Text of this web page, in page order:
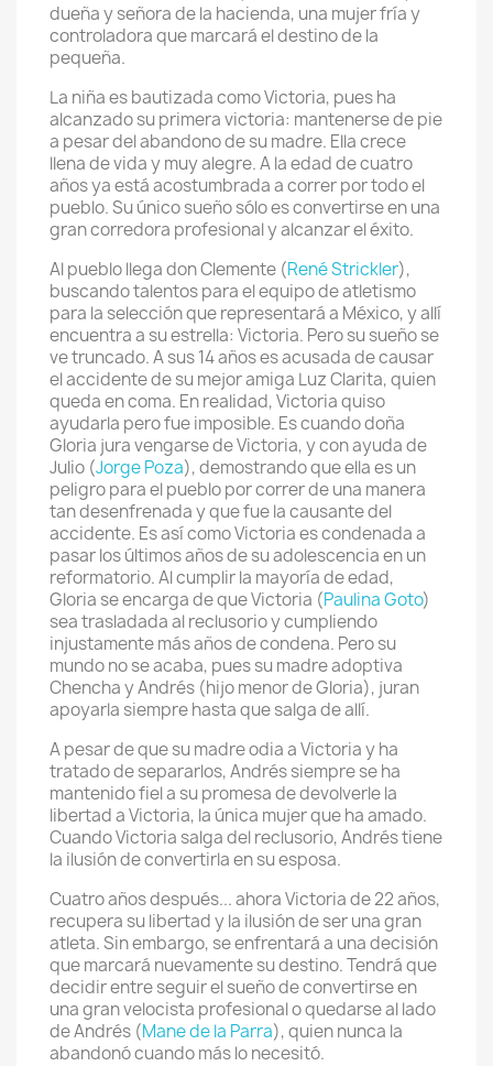
dueña y señora de la hacienda, una mujer fría y
controladora que marcará el destino de la
pequeña.
La niña es bautizada como Victoria, pues ha
alcanzado su primera victoria: mantenerse de pie
a pesar del abandono de su madre. Ella crece
llena de vida y muy alegre. A la edad de cuatro
años ya está acostumbrada a correr por todo el
pueblo. Su único sueño sólo es convertirse en una
gran corredora profesional y alcanzar el éxito.
Al pueblo llega don Clemente (René Strickler),
buscando talentos para el equipo de atletismo
para la selección que representará a México, y allí
encuentra a su estrella: Victoria. Pero su sueño se
ve truncado. A sus 14 años es acusada de causar
el accidente de su mejor amiga Luz Clarita, quien
queda en coma. En realidad, Victoria quiso
ayudarla pero fue imposible. Es cuando doña
Gloria jura vengarse de Victoria, y con ayuda de
Julio (Jorge Poza), demostrando que ella es un
peligro para el pueblo por correr de una manera
tan desenfrenada y que fue la causante del
accidente. Es así como Victoria es condenada a
pasar los últimos años de su adolescencia en un
reformatorio. Al cumplir la mayoría de edad,
Gloria se encarga de que Victoria (Paulina Goto)
sea trasladada al reclusorio y cumpliendo
injustamente más años de condena. Pero su
mundo no se acaba, pues su madre adoptiva
Chencha y Andrés (hijo menor de Gloria), juran
apoyarla siempre hasta que salga de allí.
A pesar de que su madre odia a Victoria y ha
tratado de separarlos, Andrés siempre se ha
mantenido fiel a su promesa de devolverle la
libertad a Victoria, la única mujer que ha amado.
Cuando Victoria salga del reclusorio, Andrés tiene
la ilusión de convertirla en su esposa.
Cuatro años después... ahora Victoria de 22 años,
recupera su libertad y la ilusión de ser una gran
atleta. Sin embargo, se enfrentará a una decisión
que marcará nuevamente su destino. Tendrá que
decidir entre seguir el sueño de convertirse en
una gran velocista profesional o quedarse al lado
de Andrés (Mane de la Parra), quien nunca la
abandonó cuando más lo necesitó.